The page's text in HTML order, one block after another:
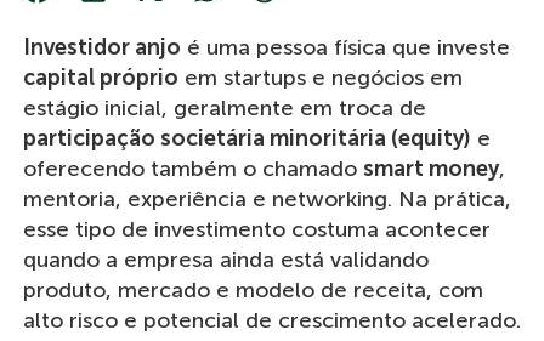
Investidor anjo é uma pessoa física que investe
capital próprio em startups e negócios em
estágio inicial, geralmente em troca de
participação societária minoritária (equity) e
oferecendo também o chamado smart money,
mentoria, experiência e networking. Na prática,
esse tipo de investimento costuma acontecer
quando a empresa ainda está validando
produto, mercado e modelo de receita, com
alto risco e potencial de crescimento acelerado.